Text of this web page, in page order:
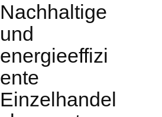
Nachhaltige
und
energieeffizi
ente
Einzelhandel